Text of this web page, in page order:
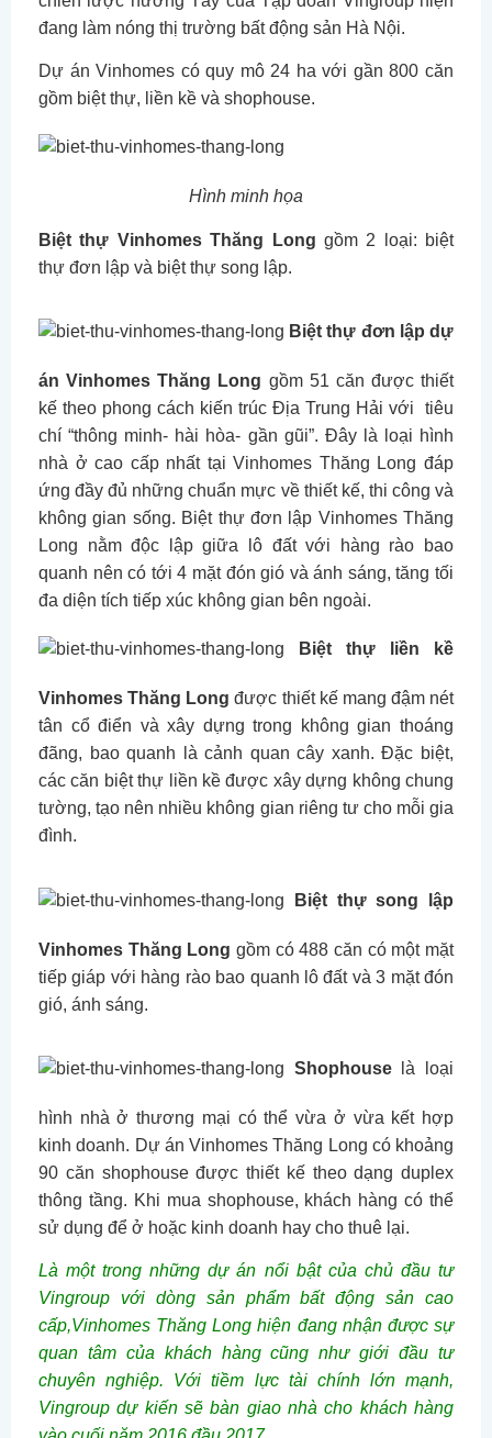
đang làm nóng thị trường bất động sản Hà Nội.
Dự án Vinhomes có quy mô 24 ha với gần 800 căn
gồm biệt thự, liền kề và shophouse.
Hình minh họa
Biệt thự Vinhomes Thăng Long gồm 2 loại: biệt
thự đơn lập và biệt thự song lập.
Biệt thự đơn lập dự
án Vinhomes Thăng Long gồm 51 căn được thiết
kế theo phong cách kiến trúc Địa Trung Hải với tiêu
chí “thông minh- hài hòa- gần gũi”. Đây là loại hình
nhà ở cao cấp nhất tại Vinhomes Thăng Long đáp
ứng đầy đủ những chuẩn mực về thiết kế, thi công và
không gian sống. Biệt thự đơn lập Vinhomes Thăng
Long nằm độc lập giữa lô đất với hàng rào bao
quanh nên có tới 4 mặt đón gió và ánh sáng, tăng tối
đa diện tích tiếp xúc không gian bên ngoài.
Biệt thự liền kề
Vinhomes Thăng Long được thiết kế mang đậm nét
tân cổ điển và xây dựng trong không gian thoáng
đãng, bao quanh là cảnh quan cây xanh. Đặc biệt,
các căn biệt thự liền kề được xây dựng không chung
tường, tạo nên nhiều không gian riêng tư cho mỗi gia
đình.
Biệt thự song lập
Vinhomes Thăng Long gồm có 488 căn có một mặt
tiếp giáp với hàng rào bao quanh lô đất và 3 mặt đón
gió, ánh sáng.
Shophouselà loại
hình nhà ở thương mại có thể vừa ở vừa kết hợp
kinh doanh. Dự án Vinhomes Thăng Long có khoảng
90 căn shophouse được thiết kế theo dạng duplex
thông tầng. Khi mua shophouse, khách hàng có thể
sử dụng để ở hoặc kinh doanh hay cho thuê lại.
Là một trong những dự án nổi bật của chủ đầu tư
Vingroup với dòng sản phẩm bất động sản cao
cấp,Vinhomes Thăng Long hiện đang nhận được sự
quan tâm của khách hàng cũng như giới đầu tư
chuyên nghiệp. Với tiềm lực tài chính lớn mạnh,
Vingroup dự kiến sẽ bàn giao nhà cho khách hàng